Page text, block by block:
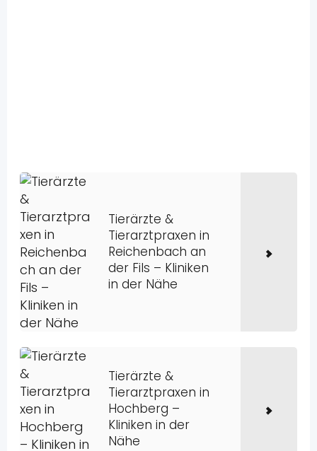
Tierärzte &
Tierarztpraxen in
Reichenbach an
der Fils – Kliniken
in der Nähe
Tierärzte &
Tierarztpraxen in
Hochberg –
Kliniken in der
Nähe